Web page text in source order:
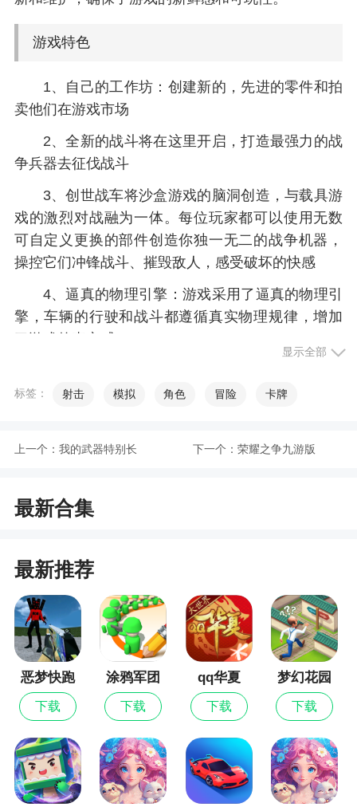
游戏特色
1、自己的工作坊：创建新的，先进的零件和拍
卖他们在游戏市场
2、全新的战斗将在这里开启，打造最强力的战
争兵器去征伐战斗
3、创世战车将沙盒游戏的脑洞创造，与载具游
戏的激烈对战融为一体。每位玩家都可以使用无数
可自定义更换的部件创造你独一无二的战争机器，
操控它们冲锋战斗、摧毁敌人，感受破坏的快感
4、逼真的物理引擎：游戏采用了逼真的物理引
擎，车辆的行驶和战斗都遵循真实物理规律，增加
你将置身于一个庞大的战场，与多达11辆载具进行
属于你的传奇故事吧
小编评价
战车破坏(据点耐久力初始为100，降为0即为保护失
败)，每成功抵御一波敌人的攻击，需要前往下一个
防守据点
2、创世战车游戏完美的复刻了端游的玩法，并
且在操作的方式上进行了全面的创新，更加简洁的
操作方式玩家可以快速上手，战斗的过程也是十分
刺激的，玩家将会经历超爽的战斗体验
3、国服由完美世界代理!游戏主打高自由的DIY
创作玩法，自定义更换的部件创造出个性化战车!喜
欢这款游戏的玩家们
显示全部
标签： 射击 模拟 角色 冒险 卡牌
上一个： 我的武器特别长 下一个： 荣耀之争九游版
最新合集
最新推荐
恶梦快跑
下载
涂鸦军团
下载
qq华夏
下载
梦幻花园
下载